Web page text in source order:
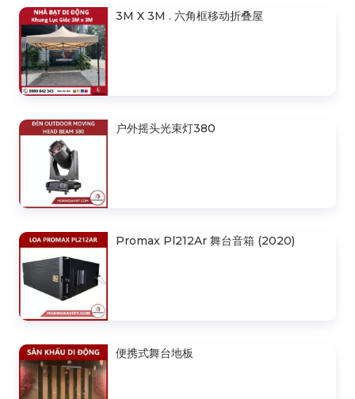
3M X 3M . 六角框移动折叠屋
户外摇头光束灯380
Promax Pl212Ar 舞台音箱 (2020)
便携式舞台地板